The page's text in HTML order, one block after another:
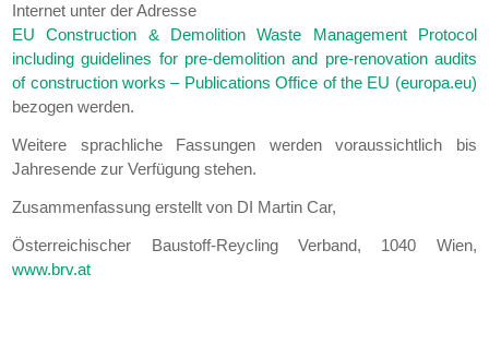
Internet unter der Adresse
EU Construction & Demolition Waste Management Protocol
including guidelines for pre-demolition and pre-renovation audits
of construction works – Publications Office of the EU (europa.eu)
bezogen werden.
Weitere sprachliche Fassungen werden voraussichtlich bis
Jahresende zur Verfügung stehen.
Zusammenfassung erstellt von DI Martin Car,
Österreichischer Baustoff-Reycling Verband, 1040 Wien,
www.brv.at